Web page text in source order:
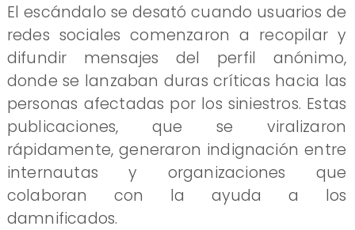
El escándalo se desató cuando usuarios de
redes sociales comenzaron a recopilar y
difundir mensajes del perfil anónimo,
donde se lanzaban duras críticas hacia las
personas afectadas por los siniestros. Estas
publicaciones, que se viralizaron
rápidamente, generaron indignación entre
internautas y organizaciones que
colaboran con la ayuda a los
damnificados.